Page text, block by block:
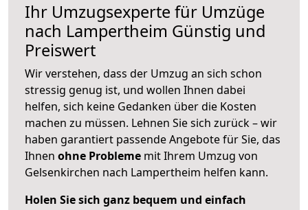
Ihr Umzugsexperte für Umzüge
nach Lampertheim Günstig und
Preiswert
Wir verstehen, dass der Umzug an sich schon
stressig genug ist, und wollen Ihnen dabei
helfen, sich keine Gedanken über die Kosten
machen zu müssen. Lehnen Sie sich zurück – wir
haben garantiert passende Angebote für Sie, das
Ihnen ohne Probleme mit Ihrem Umzug von
Gelsenkirchen nach Lampertheim helfen kann.
Holen Sie sich ganz bequem und einfach